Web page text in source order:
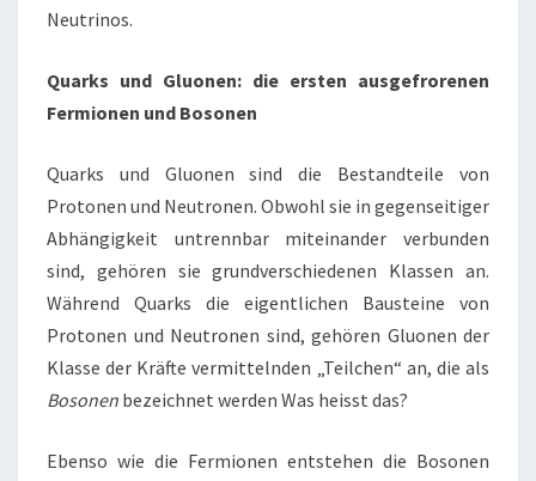
Neutrinos.
Quarks und Gluonen: die ersten ausgefrorenen
Fermionen und Bosonen
Quarks und Gluonen sind die Bestandteile von
Protonen und Neutronen. Obwohl sie in gegenseitiger
Abhängigkeit untrennbar miteinander verbunden
sind, gehören sie grundverschiedenen Klassen an.
Während Quarks die eigentlichen Bausteine von
Protonen und Neutronen sind, gehören Gluonen der
Klasse der Kräfte vermittelnden „Teilchen“ an, die als
Bosonen bezeichnet werden Was heisst das?
Ebenso wie die Fermionen entstehen die Bosonen